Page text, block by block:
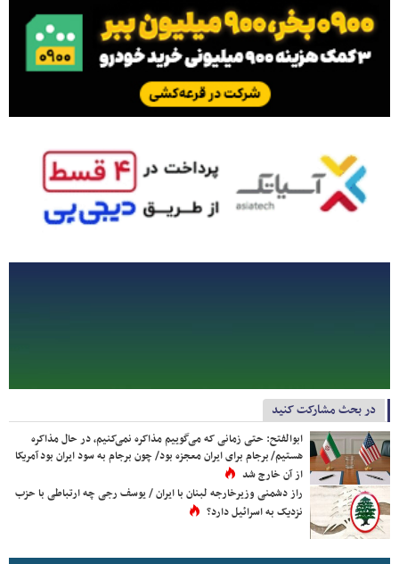
در بحث مشارکت کنید
ابوالفتح: حتی زمانی که می‌گوییم مذاکره نمی‌کنیم، در حال مذاکره
هستیم/ برجام برای ایران معجزه بود/ چون برجام به سود ایران بود آمریکا
از آن خارج شد
راز دشمنی وزیرخارجه لبنان با ایران / یوسف رجی چه ارتباطی با حزب
نزدیک به اسرائیل دارد؟